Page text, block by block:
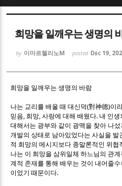
희망을 일깨우는 생명의
by 이마르첼리노M posted Dec 19,
희망을 일깨우는 생명의 바람
나는 교리를 배울 때 대신덕(對神德)이
믿음, 희망,사랑에 대해 배웠다.내 인생
대해서는 광부와 같이 광맥을 찾아 나
개발의 상태로 남아있었다는 사실을 발
적 희망의 메시지보다 종말론적인 위
나는 이 희망을 삼위일체 하느님의 관
계적 존재를 통해 배우는 것이 내어줄
이었기 때문이다.
Sketchbook5, 스케
Sketchbook5,
Sketchbook5, 스케
Sketchbook5,